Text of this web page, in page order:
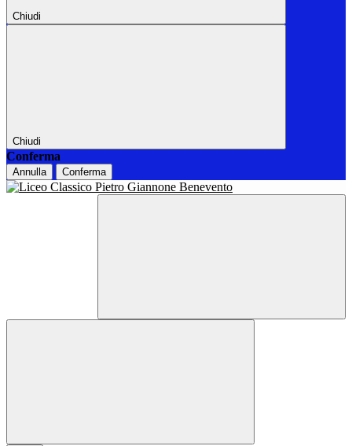
Chiudi
Chiudi
Conferma
Annulla Conferma